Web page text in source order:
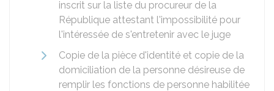
inscrit sur la liste du procureur de la
République attestant l'impossibilité pour
l'intéressée de s'entretenir avec le juge
Copie de la pièce d'identité et copie de la
domiciliation de la personne désireuse de
remplir les fonctions de personne habilitée